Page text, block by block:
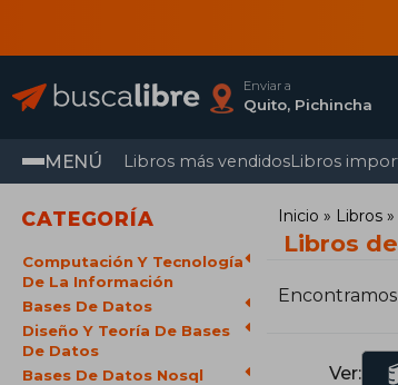
Enviar a
Quito, Pichincha
MENÚ Libros más vendidosLibros
CATEGORÍA
Computación Y Tecnología
De La Información
Bases De Datos
Diseño Y Teoría De Bases
De Datos
Bases De Datos Nosql
Inicio Libros
Libros
Ver: